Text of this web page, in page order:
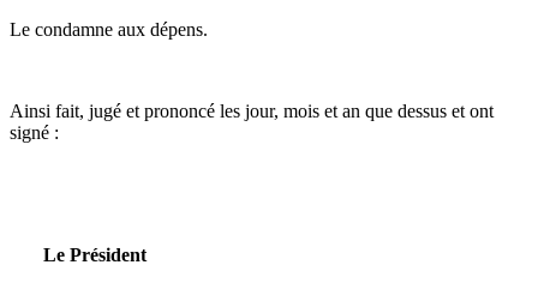
Le condamne aux dépens.
Ainsi fait, jugé et prononcé les jour, mois et an que dessus et ont
signé :
Le Président